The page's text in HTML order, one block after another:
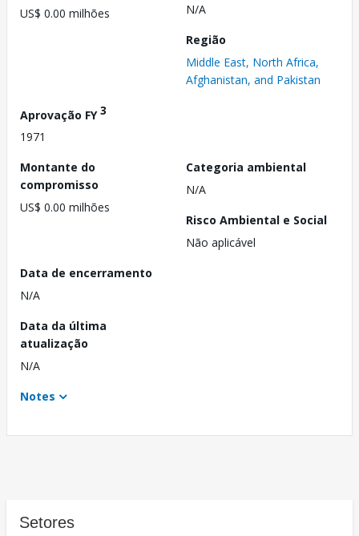
US$ 0.00 milhões
N/A
Região
Middle East, North Africa,
Afghanistan, and Pakistan
Aprovação FY3
1971
Montante do
compromisso
US$ 0.00 milhões
Categoria ambiental
N/A
Risco Ambiental e Social
Não aplicável
Data de encerramento
N/A
Data da última
atualização
N/A
Notes
Setores